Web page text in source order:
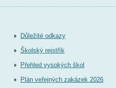
Důležité odkazy
Školský rejstřík
Přehled vysokých škol
Plán veřejných zakázek 2026